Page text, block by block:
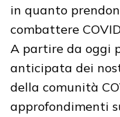
in quanto
combattere
A partire da oggi
anticipata dei
della comunità
approfondimenti